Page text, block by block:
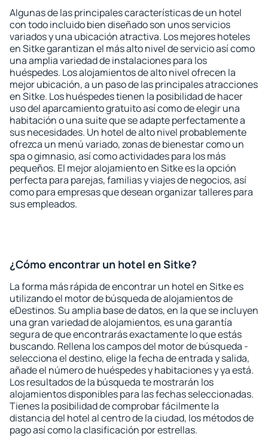
Algunas de las principales características de un hotel
con todo incluido bien diseñado son unos servicios
variados y una ubicación atractiva. Los mejores hoteles
en Sitke garantizan el más alto nivel de servicio así como
una amplia variedad de instalaciones para los
huéspedes. Los alojamientos de alto nivel ofrecen la
mejor ubicación, a un paso de las principales atracciones
en Sitke. Los huéspedes tienen la posibilidad de hacer
uso del aparcamiento gratuito así como de elegir una
habitación o una suite que se adapte perfectamente a
sus necesidades. Un hotel de alto nivel probablemente
ofrezca un menú variado, zonas de bienestar como un
spa o gimnasio, así como actividades para los más
pequeños. El mejor alojamiento en Sitke es la opción
perfecta para parejas, familias y viajes de negocios, así
como para empresas que desean organizar talleres para
sus empleados.
¿Cómo encontrar un hotel en Sitke?
La forma más rápida de encontrar un hotel en Sitke es
utilizando el motor de búsqueda de alojamientos de
eDestinos. Su amplia base de datos, en la que se incluyen
una gran variedad de alojamientos, es una garantía
segura de que encontrarás exactamente lo que estás
buscando. Rellena los campos del motor de búsqueda -
selecciona el destino, elige la fecha de entrada y salida,
añade el número de huéspedes y habitaciones y ya está.
Los resultados de la búsqueda te mostrarán los
alojamientos disponibles para las fechas seleccionadas.
Tienes la posibilidad de comprobar fácilmente la
distancia del hotel al centro de la ciudad, los métodos de
pago así como la clasificación por estrellas.